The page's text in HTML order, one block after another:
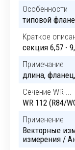
Особенности
типовой
Краткое
секция 6,57 -
Примечание
длина,
Сечение WR-...
WR 112 (R84/
Применение
Векторные
измерения /